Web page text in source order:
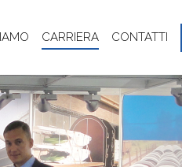
CARRIERA CONTATTI